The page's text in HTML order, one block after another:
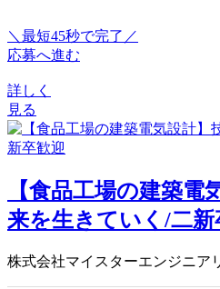
＼最短45秒で完了／
応募へ進む
詳しく
見る
【食品工場の建築電
来を生きていく/二新
株式会社マイスターエンジニア